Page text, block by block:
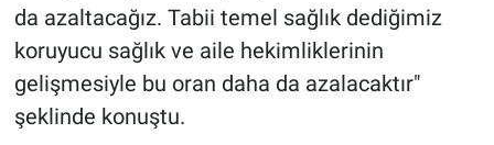
da azaltacağız. Tabii temel sağlık dediğimiz
koruyucu sağlık ve aile hekimliklerinin
gelişmesiyle bu oran daha da azalacaktır"
şeklinde konuştu.